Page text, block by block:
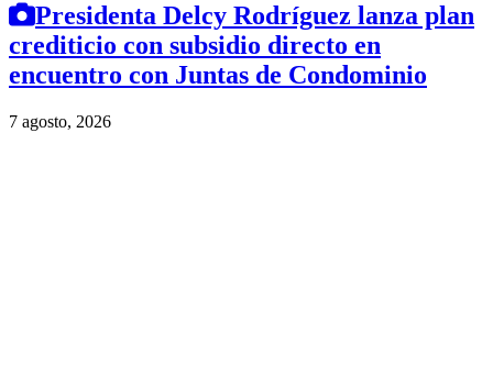
Presidenta Delcy Rodríguez lanza plan
crediticio con subsidio directo en
encuentro con Juntas de Condominio
7 agosto, 2026